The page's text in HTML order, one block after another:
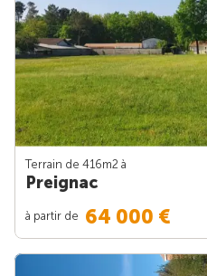
Terrain de 416m2 à
Preignac
à partir de 64 000 €